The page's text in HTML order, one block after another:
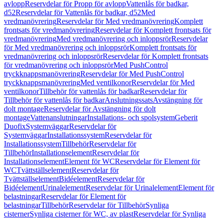
avloppReservdelar för Propp för avloppVattenlås för badkar,
d52Reservdelar för Vattenlås för badkar, d52Med
vredmanövreringReservdelar för Med vredmanövreringKomplett
frontsats för vredmanövreringReservdelar för Komplett frontsats för
vredmanövreringMed vredmanövrering och inloppsrörReservdelar
för Med vredmanövrering och inloppsrörKomplett frontsats för
vredmanövrering och inloppsrörReservdelar för Komplett frontsats
för vredmanövrering och inloppsrörMed PushControl
tryckknappsmanövreringReservdelar för Med PushControl
tryckknappsmanövreringMed ventilkonorReservdelar för Med
ventilkonorTillbehör för vattenlås för badkarReservdelar för
Tillbehör för vattenlås för badkarAnslutningssatsAvstängning för
dolt montageReservdelar för Avstängning för dolt
montageVattenanslutningarInstallations- och spolsystemGeberit
DuofixSystemväggarReservdelar för
SystemväggarInstallationssystemReservdelar för
InstallationssystemTillbehörReservdelar för
TillbehörInstallationselementReservdelar för
InstallationselementElement för WCReservdelar för Element för
WCTvättställselementReservdelar för
TvättställselementBidéelementReservdelar för
BidéelementUrinalelementReservdelar för UrinalelementElement för
belastningarReservdelar för Element för
belastningarTillbehörReservdelar för TillbehörSynliga
cisternerSynliga cisterner för WC, av plastReservdelar för Synliga